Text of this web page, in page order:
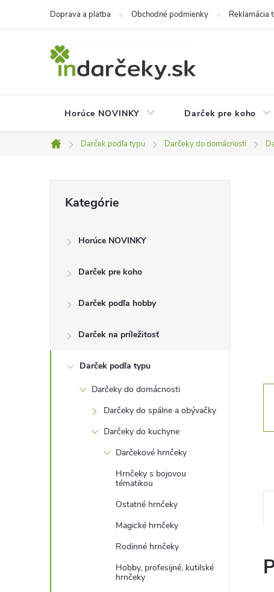
Doprava a platba Obchodné podmienky Reklamácia
Horúce NOVINKY Darček pre koho
Domov
Darček podľa typu Darčeky do domácnosti
p
kategórie
Kategórie
Horúce NOVINKY
Darček pre koho
Darček podľa hobby
Darček na príležitosť
Darček podľa typu
Darčeky do domácnosti
Darčeky do spálne a obývačky
Darčeky do kuchyne
Darčekové hrnčeky
Hrnčeky s bojovou
tématikou
Ostatné hrnčeky
Magické hrnčeky
Rodinné hrnčeky
Hobby, profesijné, kutilské
hrnčeky